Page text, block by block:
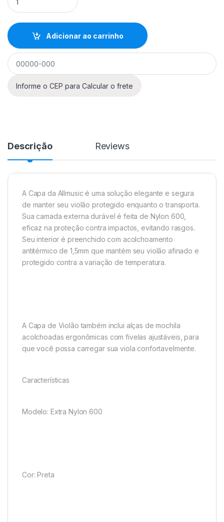
Adicionar ao carrinho
Descrição Reviews
A Capa da Allmusic é uma solução elegante e segura
de manter seu violão protegido enquanto o transporta.
Sua camada externa durável é feita de Nylon 600,
eficaz na proteção contra impactos, evitando rasgos.
Seu interior é preenchido com acolchoamento
antitérmico de 1,5mm que mantém seu violão afinado e
protegido contra a variação de temperatura.
A Capa de Violão também inclui alças de mochila
acolchoadas ergonômicas com fivelas ajustáveis, para
que você possa carregar sua viola confortavelmente.
Características
Modelo: Extra Nylon 600
Cor: Preta